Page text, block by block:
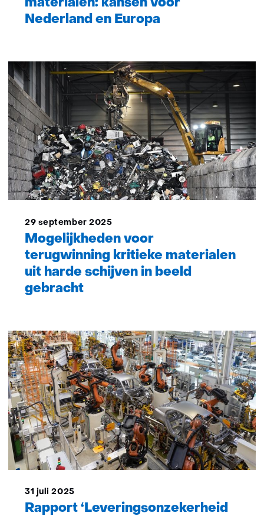
materialen: kansen voor
Nederland en Europa
29 september 2025
Mogelijkheden voor
terugwinning kritieke materialen
uit harde schijven in beeld
gebracht
31 juli 2025
Rapport ‘Leveringsonzekerheid